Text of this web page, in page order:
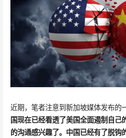
近期，笔者注意到新加坡媒体发布的
国现在已经看透了美国全面遏制自己
的沟通感兴趣了。中国已经有了脱钩